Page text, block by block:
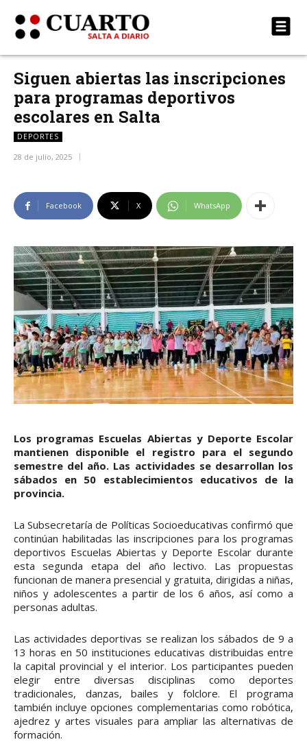
Siguen abiertas las inscripciones
para programas deportivos
escolares en Salta
DEPORTES
28 de julio, 2025
Facebook X WhatsApp
Los programas Escuelas Abiertas y Deporte Escolar
mantienen disponible el registro para el segundo
semestre del año. Las actividades se desarrollan los
sábados en 50 establecimientos educativos de la
provincia.
La Subsecretaría de Políticas Socioeducativas confirmó que
continúan habilitadas las inscripciones para los programas
deportivos Escuelas Abiertas y Deporte Escolar durante
esta segunda etapa del año lectivo. Las propuestas
funcionan de manera presencial y gratuita, dirigidas a niñas,
niños y adolescentes a partir de los 6 años, así como a
personas adultas.
Las actividades deportivas se realizan los sábados de 9 a
13 horas en 50 instituciones educativas distribuidas entre
la capital provincial y el interior. Los participantes pueden
elegir entre diversas disciplinas como deportes
tradicionales, danzas, bailes y folclore. El programa
también incluye opciones complementarias como robótica,
ajedrez y artes visuales para ampliar las alternativas de
formación.